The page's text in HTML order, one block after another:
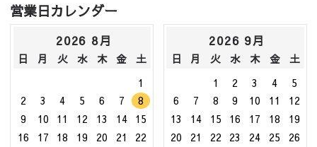
営業日カレンダー
2026 8月
日 月 火 水 木 金
土
1
2
3 4 5 6 7
8
9
10 11 12 13 14
15
16
17 18 19 20 21
22
2026 9月
日 月 火 水 木 金
土
1
2 3 4
5
6
7 8 9 10 11
12
13
14 15 16 17 18
19
20
21 22 23 24 25
26